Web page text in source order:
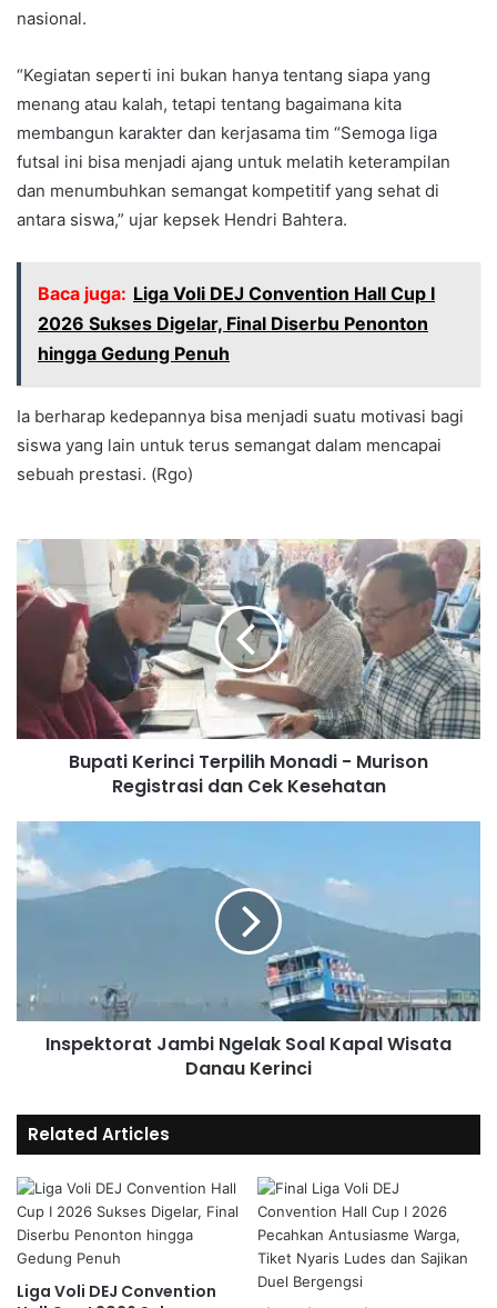
nasional.
“Kegiatan seperti ini bukan hanya tentang siapa yang
menang atau kalah, tetapi tentang bagaimana kita
membangun karakter dan kerjasama tim “Semoga liga
futsal ini bisa menjadi ajang untuk melatih keterampilan
dan menumbuhkan semangat kompetitif yang sehat di
antara siswa,” ujar kepsek Hendri Bahtera.
Baca juga: Liga Voli DEJ Convention Hall Cup I
2026 Sukses Digelar, Final Diserbu Penonton
hingga Gedung Penuh
Ia berharap kedepannya bisa menjadi suatu motivasi bagi
siswa yang lain untuk terus semangat dalam mencapai
sebuah prestasi. (Rgo)
Bupati Kerinci Terpilih Monadi - Murison
Registrasi dan Cek Kesehatan
Inspektorat Jambi Ngelak Soal Kapal Wisata
Danau Kerinci
Related Articles
Liga Voli DEJ Convention